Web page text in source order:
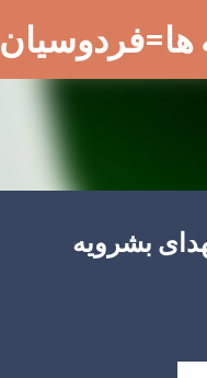
ها=فردوسیان
بشرویه